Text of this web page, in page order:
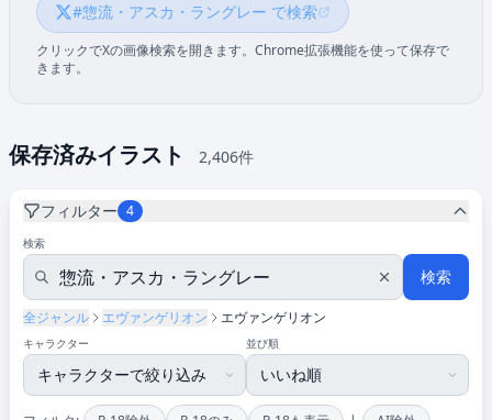
#惣流・アスカ・ラングレー で検索
クリックでXの画像検索を開きます。Chrome拡張機能を使って保存で
きます。
保存済みイラスト 2,406件
フィルター 4
検索
検索
全ジャンル エヴァンゲリオン エヴァンゲリオン
キャラクター 並び順